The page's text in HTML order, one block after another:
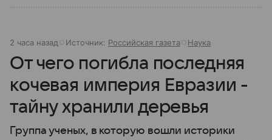
2 часа назад Источник: Российская газета Наука
От чего погибла последняя
кочевая империя Евразии -
тайну хранили деревья
Группа ученых, в которую вошли историки